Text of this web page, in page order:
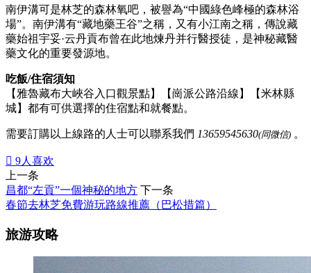
南伊溝可是林芝的森林氧吧，被譽為“中國綠色峰極的森林浴
場”。南伊溝有“藏地藥王谷”之稱，又有小江南之稱，傳說藏
藥始祖宇妥·云丹貢布曾在此地煉丹并行醫授徒，是神秘藏醫
藥文化的重要發源地。
吃飯/住宿須知
【雅魯藏布大峽谷入口觀景點】【崗派公路沿線】【米林縣
城】都有可供選擇的住宿點和就餐點。
需要訂購以上線路的人士可以聯系我們 13659545630(同微信) 。
 9人喜欢
上一条
昌都“左貢”一個神秘的地方 下一条
春節去林芝免費游玩路線推薦（巴松措篇）
旅游攻略